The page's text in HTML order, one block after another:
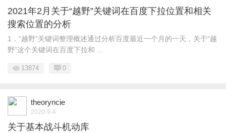
2021年2月关于“越野”关键词在百度下拉位置和相关
搜索位置的分析
1．“越野”关键词整理概述通过分析百度最近一个月的一天，关于“越
野”这个关键词在百度下拉和 ...
13874 0
theoryncie
2020-9-4
关于基本战斗机动库